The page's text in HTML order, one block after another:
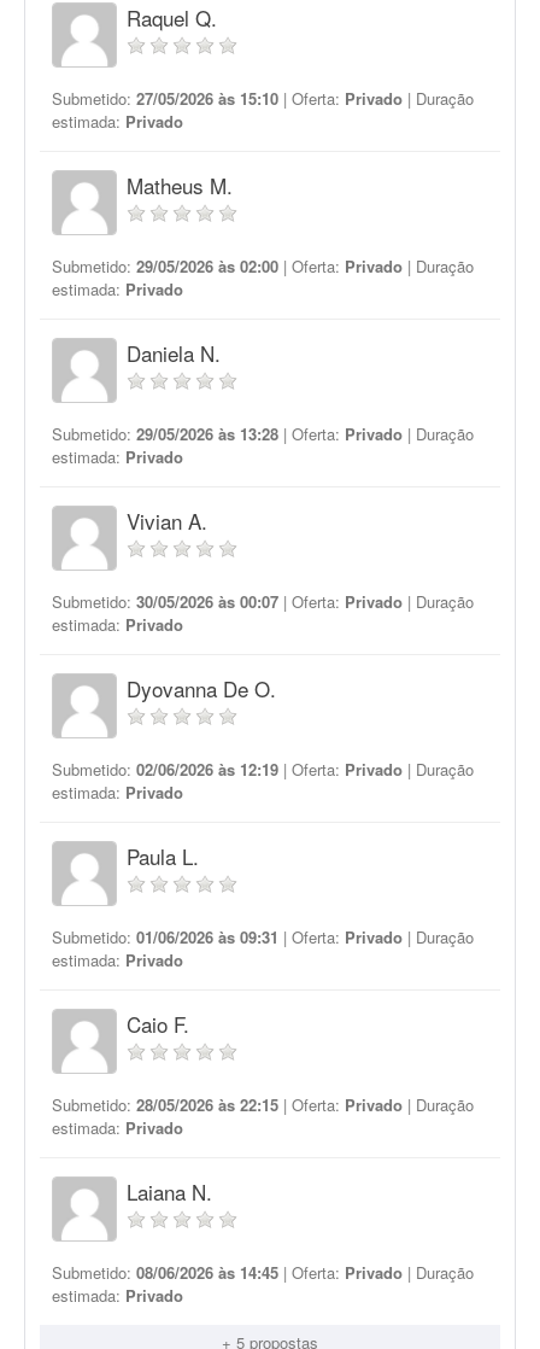
Raquel Q.
Submetido: 27/05/2026 às 15:10 | Oferta: Privado | Duração
estimada: Privado
Matheus M.
Submetido: 29/05/2026 às 02:00 | Oferta: Privado | Duração
estimada: Privado
Daniela N.
Submetido: 29/05/2026 às 13:28 | Oferta: Privado | Duração
estimada: Privado
Vivian A.
Submetido: 30/05/2026 às 00:07 | Oferta: Privado | Duração
estimada: Privado
Dyovanna De O.
Submetido: 02/06/2026 às 12:19 | Oferta: Privado | Duração
estimada: Privado
Paula L.
Submetido: 01/06/2026 às 09:31 | Oferta: Privado | Duração
estimada: Privado
Caio F.
Submetido: 28/05/2026 às 22:15 | Oferta: Privado | Duração
estimada: Privado
Laiana N.
Submetido: 08/06/2026 às 14:45 | Oferta: Privado | Duração
estimada: Privado
+ 5 propostas